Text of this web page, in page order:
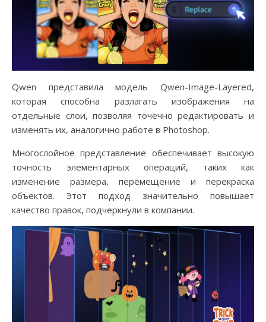
Qwen представила модель Qwen-Image-Layered,
которая способна разлагать изображения на
отдельные слои, позволяя точечно редактировать и
изменять их, аналогично работе в Photoshop.
Многослойное представление обеспечивает высокую
точность элементарных операций, таких как
изменение размера, перемещение и перекраска
объектов. Этот подход значительно повышает
качество правок, подчеркнули в компании.